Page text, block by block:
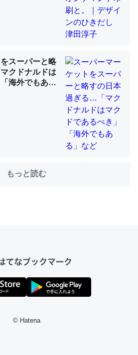
と画策中。あと、Googleマップで
。電池残量や充電中かが分かるので
て分かる。
った遠方の父67歳と僕。ITツール導入で
的に変化した｜tayorini by LIFULL介護
Show 8を設定中でした。Prime
母の家に設置した。ポケットWifiみ
ないですよ。参考：
スーパーと略
クドナルドは
海外でもあ
もっと読む
© Hatena